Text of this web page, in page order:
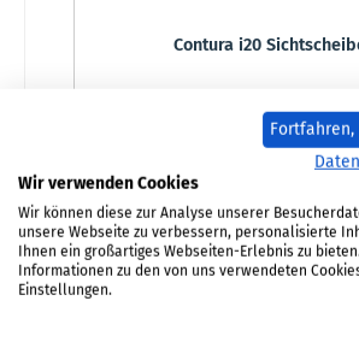
Contura i20
Produktnummer:01043730
Regulärer
Details
Wir verwenden Cookies
Wir können diese zur Analyse unserer
unsere Webseite zu verbessern, personalisierte
Ihnen ein großartiges Webseiten-Erlebnis zu
Informationen zu den von uns verwendeten
Einstellungen.